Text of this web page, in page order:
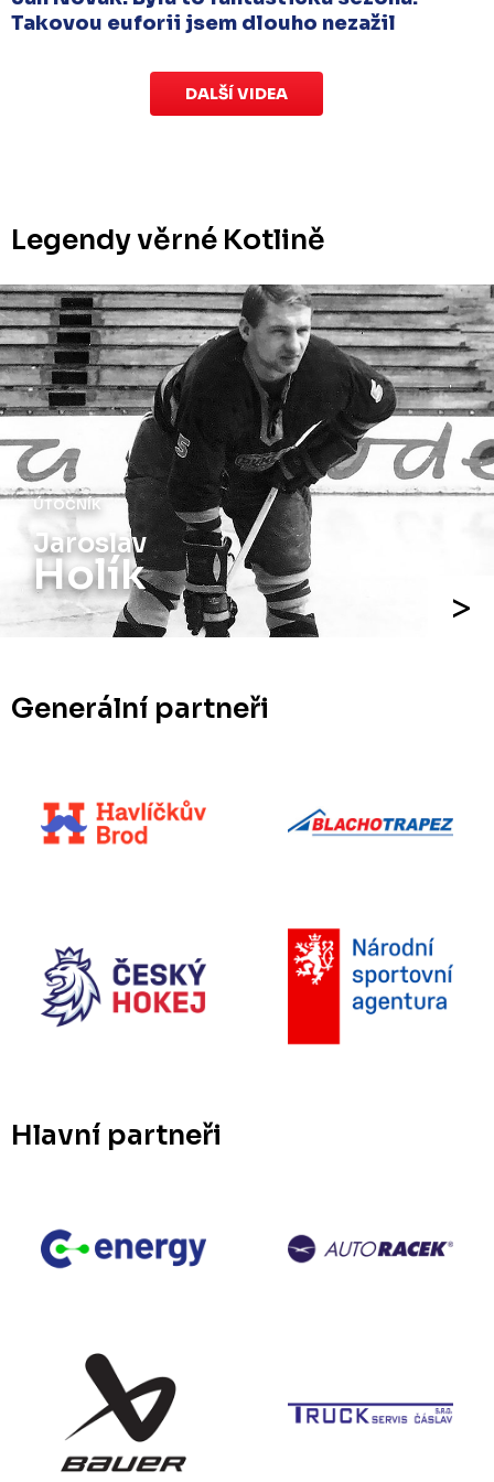
Takovou euforii jsem dlouho nezažil
DALŠÍ VIDEA
Legendy věrné Kotlině
ÚTOČNÍK
Jaroslav
Holík
Generální partneři
Hlavní partneři